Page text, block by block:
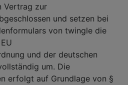
Vertrag zur
und setzen bei
von twingle die
und der deutschen
um. Die
erfolgt auf Grundlage von §